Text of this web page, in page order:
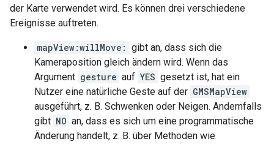
der Karte verwendet wird. Es können drei verschiedene
Ereignisse auftreten.
mapView:willMove: gibt an, dass sich die
Kameraposition gleich ändern wird. Wenn das
Argument gesture auf YES gesetzt ist, hat ein
Nutzer eine natürliche Geste auf der GMSMapView
ausgeführt, z. B. Schwenken oder Neigen. Andernfalls
gibt NO an, dass es sich um eine programmatische
Änderung handelt, z. B. über Methoden wie